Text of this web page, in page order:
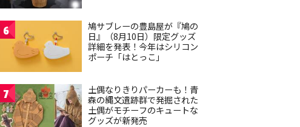
6
鳩サブレーの豊島屋が『鳩の
日』（8月10日）限定グッズ
詳細を発表！今年はシリコン
ポーチ「はとっこ」
7
土偶なりきりパーカーも！青
森の縄文遺跡群で発掘された
土偶がモチーフのキュートな
グッズが新発売